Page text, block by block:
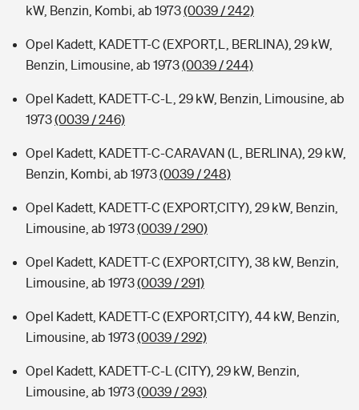
kW, Benzin, Kombi, ab 1973(0039 / 242)
Opel Kadett, KADETT-C (EXPORT,L, BERLINA), 29 kW,
Benzin, Limousine, ab 1973(0039 / 244)
Opel Kadett, KADETT-C-L, 29 kW, Benzin, Limousine, ab
1973(0039 / 246)
Opel Kadett, KADETT-C-CARAVAN (L, BERLINA), 29 kW,
Benzin, Kombi, ab 1973(0039 / 248)
Opel Kadett, KADETT-C (EXPORT,CITY), 29 kW, Benzin,
Limousine, ab 1973(0039 / 290)
Opel Kadett, KADETT-C (EXPORT,CITY), 38 kW, Benzin,
Limousine, ab 1973(0039 / 291)
Opel Kadett, KADETT-C (EXPORT,CITY), 44 kW, Benzin,
Limousine, ab 1973(0039 / 292)
Opel Kadett, KADETT-C-L (CITY), 29 kW, Benzin,
Limousine, ab 1973(0039 / 293)